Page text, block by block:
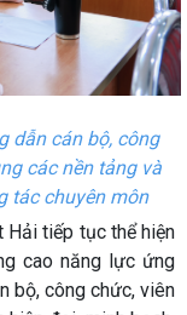
dẫn cán bộ, công
các nền tảng và
tác chuyên môn
Hải tiếp tục thể hiện
cao năng lực ứng
bộ, công chức, viên